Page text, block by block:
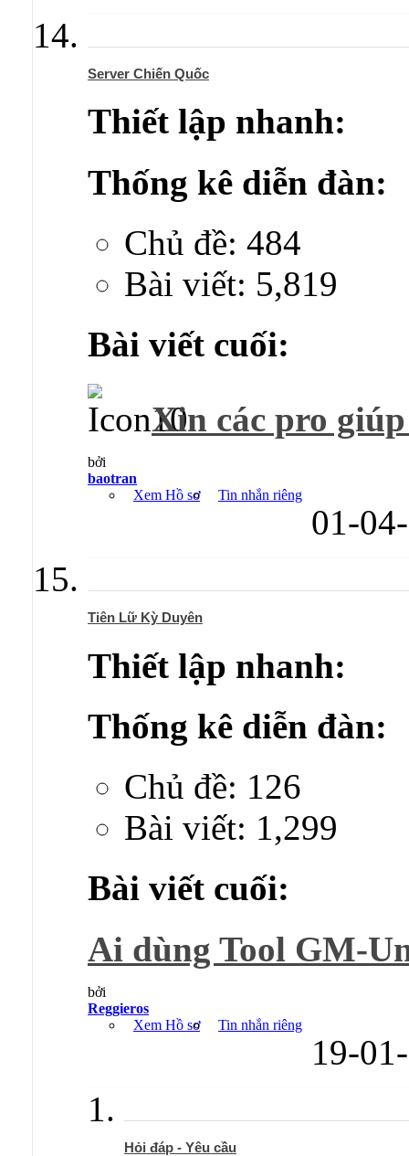
Server Chiến Quốc
Thiết lập nhanh:
Thống kê diễn đàn:
Chủ đề: 484
Bài viết: 5,819
Bài viết cuối:
Xin các pro
bởi
baotran
Xem Hồ sơ
Tin nhắn riêng
01-
Tiên Lữ Kỳ Duyên
Thiết lập nhanh:
Thống kê diễn đàn:
Chủ đề: 126
Bài viết: 1,299
Bài viết cuối:
Ai dùng Tool GM-
bởi
Reggieros
Xem Hồ sơ
Tin nhắn riêng
19-
Hỏi đáp - Yêu cầu